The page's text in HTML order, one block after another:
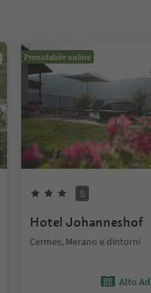
Prenotabile online
S
Hotel Johanneshof
Cermes, Merano e dintorni
Alto